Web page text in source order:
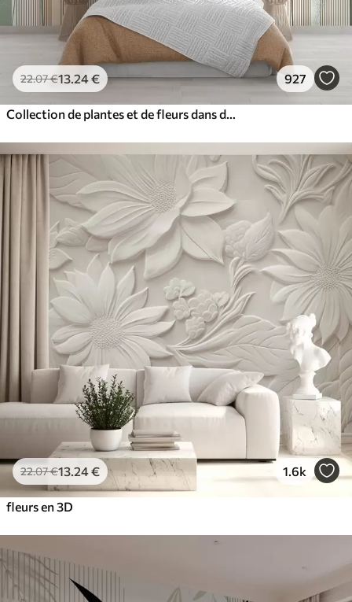
22.07€13 .24€ 927
22.07€13 .24€ 1.6k
fleurs en 3D